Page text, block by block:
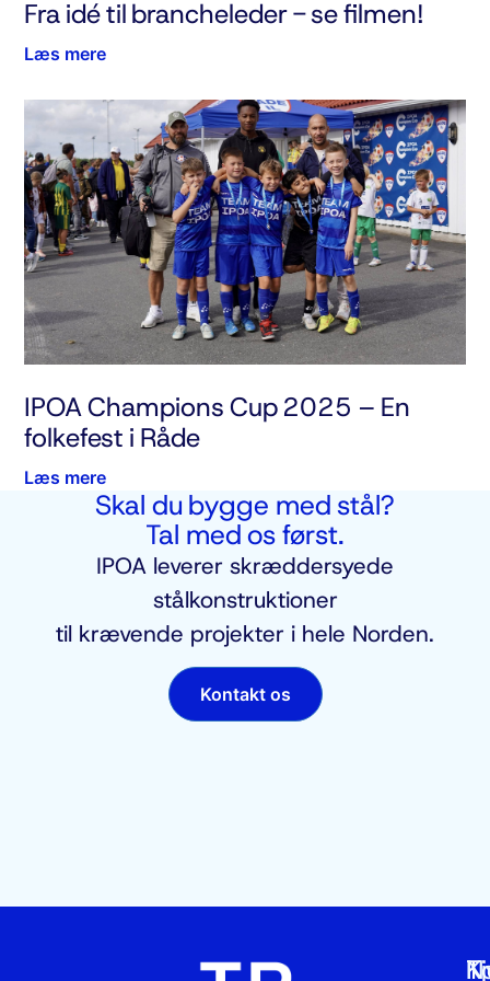
Fra idé til brancheleder - se filmen!
Læs mere
IPOA Champions Cup 2025 – En
folkefest i Råde
Læs mere
Skal du bygge med stål?
Tal med os først.
IPOA leverer skræddersyede
stålkonstruktioner
til krævende projekter i hele Norden.
Kontakt os